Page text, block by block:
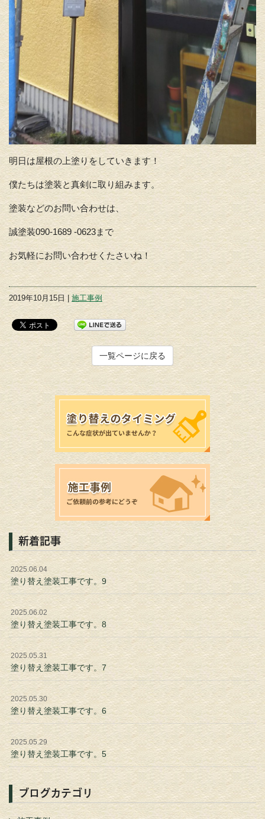
明日は屋根の上塗りをしていきます！
僕たちは塗装と真剣に取り組みます。
塗装などのお問い合わせは、
誠塗装090-1689 -0623まで
お気軽にお問い合わせくたさいね！
2019年10月15日 | 施工事例
一覧ページに戻る
新着記事
2025.06.04
塗り替え塗装工事です。9
2025.06.02
塗り替え塗装工事です。8
2025.05.31
塗り替え塗装工事です。7
2025.05.30
塗り替え塗装工事です。6
2025.05.29
塗り替え塗装工事です。5
ブログカテゴリ